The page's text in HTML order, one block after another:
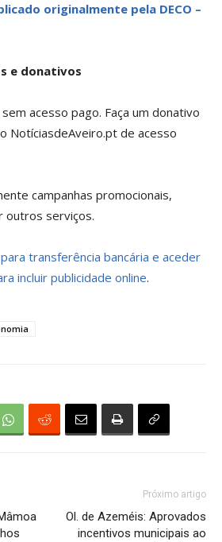
originalmente pela DECO –
e donativos
acesso pago. Faça um donativo
NotíciasdeAveiro.pt de acesso
campanhas promocionais,
outros serviços.
transferência bancária e aceder
incluir publicidade online.
Próximo artigo
Ol. de Azeméis: Aprovados
incentivos municipais ao